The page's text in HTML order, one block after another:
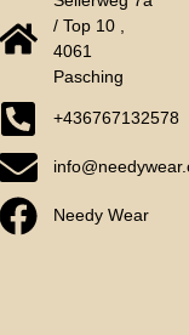
/ Top 10 ,
4061
Pasching
+436767132578
Needy Wear